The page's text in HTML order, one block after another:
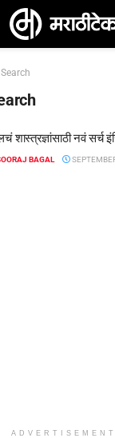
शास्त्रज्ञांसाठी नवं सर्च
BAGAL
ADVERTISEMENT